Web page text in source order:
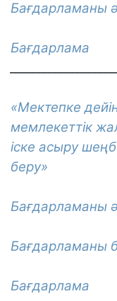
Бағдарламаны
Бағдарлама
«Мектепке
мемлекеттік
іске асыру
беру»
Бағдарламаны
Бағдарламаны
Бағдарлама